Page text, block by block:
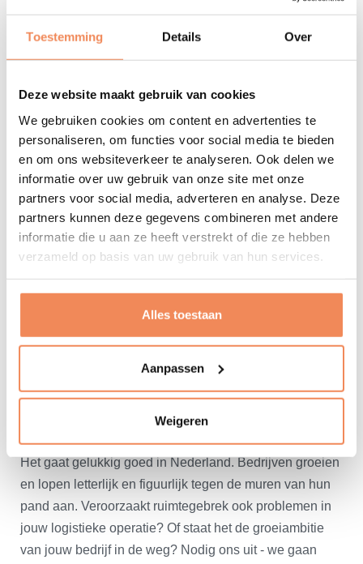
Toestemming Details Over
Deze website maakt gebruik van cookies
We gebruiken cookies om content en advertenties te
personaliseren, om functies voor social media te bieden
en om ons websiteverkeer te analyseren. Ook delen we
informatie over uw gebruik van onze site met onze
partners voor social media, adverteren en analyse. Deze
partners kunnen deze gegevens combineren met andere
informatie die u aan ze heeft verstrekt of die ze hebben
verzameld op basis van uw gebruik van hun services.
Alles toestaan
Aanpassen
Weigeren
Processen en procesrelaties
Opslagtype (pick- en bulklocaties) en aantal
collidragers
Inzet rijdend equipment
Zo kort mogelijke loop- en rijafstanden
Logistieke uitdagingen vragen om
creativiteit
Precies de uitdaging waar ons team zich graag op stort.
Een mooie combi van theorie, praktijkervaring
flinke dosis creativiteit. In de spiegelsessie brengen we
de gewenste prestaties nu en in de toekomst kan
leveren.
Ruimtegebruik en groeiambitie?
Het gaat gelukkig goed in Nederland. Bedrijven groeien
en lopen letterlijk en figuurlijk tegen de muren van hun
pand aan. Veroorzaakt ruimtegebrek ook problemen in
jouw logistieke operatie? Of staat het de groeiambitie
van jouw bedrijf in de weg? Nodig ons uit - we gaan